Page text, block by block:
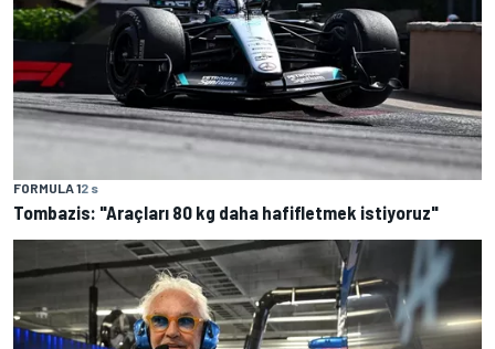
FORMULA 12 s
Tombazis: "Araçları 80 kg daha hafifletmek istiyoruz"